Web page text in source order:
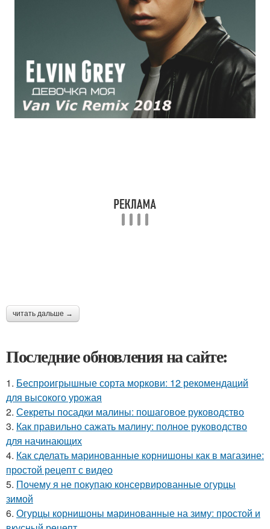
читать дальше →
Последние обновления на сайте:
1. Беспроигрышные сорта моркови: 12 рекомендаций
для высокого урожая
2. Секреты посадки малины: пошаговое руководство
3. Как правильно сажать малину: полное руководство
для начинающих
4. Как сделать маринованные корнишоны как в магазине:
простой рецепт с видео
5. Почему я не покупаю консервированные огурцы
зимой
6. Огурцы корнишоны маринованные на зиму: простой и